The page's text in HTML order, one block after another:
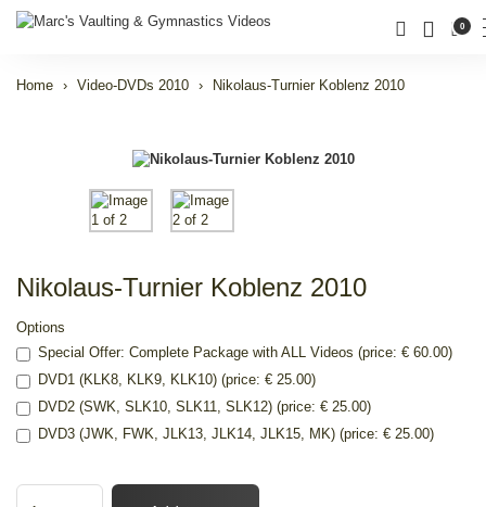
0
Home Video-DVDs 2010 Nikolaus-Turnier Koblenz 2010
Nikolaus-Turnier Koblenz 2010
Options
Special Offer: Complete Package with ALL Videos (price: € 60.00)
DVD1 (KLK8, KLK9, KLK10) (price: € 25.00)
DVD2 (SWK, SLK10, SLK11, SLK12) (price: € 25.00)
DVD3 (JWK, FWK, JLK13, JLK14, JLK15, MK) (price: € 25.00)